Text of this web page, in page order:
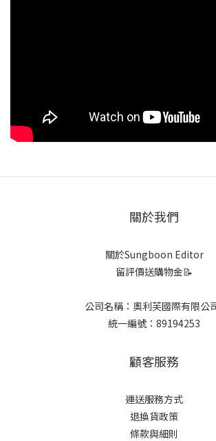
關於我們
關於Sungboon Editor
留評價送購物金📝
公司名稱：奧利芙國際有限公
統一編號：89194253
顧客服務
運送服務方式
退換貨政策
條款與細則